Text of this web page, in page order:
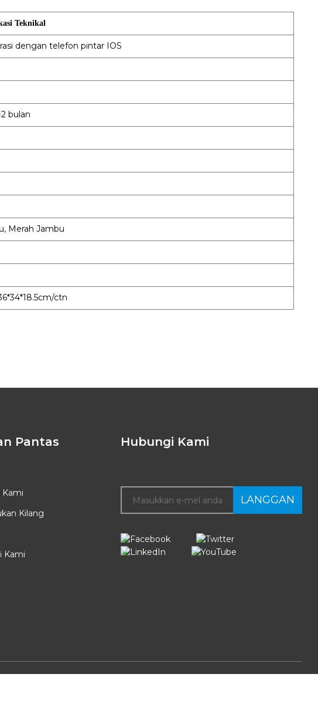
Teknikal
dengan telefon pintar IOS
bulan
Merah Jambu
ctn
Pantas
Kami
Kilang
Kami
Hubungi Kami
LANGGAN